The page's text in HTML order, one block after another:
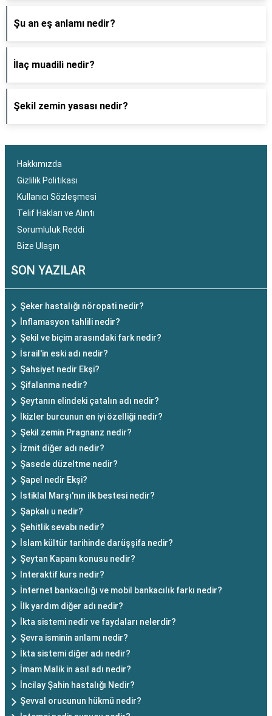
Şu an eş anlamı nedir?
İlaç muadili nedir?
Şekil zemin yasası nedir?
Hakkımızda
Gizlilik Politikası
Kullanıcı Sözleşmesi
Telif Hakları ve Alıntı
Sorumluluk Reddi
Bize Ulaşın
SON YAZILAR
Şeker hastalığı nöropati nedir?
İnflamasyon tahlili nedir?
Şekil ve biçim arasındaki fark nedir?
İsrail'in eski adı nedir?
Şahsiyet nedir Ekşi?
Şifalanma nedir?
Şeytanın elindeki çatalın adı nedir?
İkizler burcunun en iyi özelliği nedir?
Şekil zemin Pragnanz nedir?
İzmit diğer adı nedir?
Şasede düzeltme nedir?
Şapel nedir Ekşi?
İstiklal Marşı'nın ilk bestesi nedir?
Şapkalı u nedir?
Şehitlik sevabı nedir?
İslam kültür tarihinde darüşşifa nedir?
Şeytan Kapanı konusu nedir?
İnteraktif kurs nedir?
İnternet bankacılığı ve mobil bankacılık farkı nedir?
İlk yardım diğer adı nedir?
İkta sistemi nedir ve faydaları nelerdir?
Şevra isminin anlamı nedir?
İkta sistemi diğer adı nedir?
İmam Malik in asıl adı nedir?
İncilay Şahin hastalığı Nedir?
Şevval orucunun hükmü nedir?